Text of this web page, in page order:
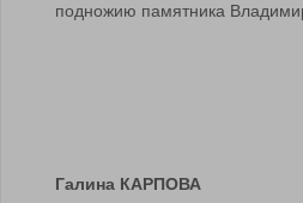
подножию памятника
Галина КАРПОВА